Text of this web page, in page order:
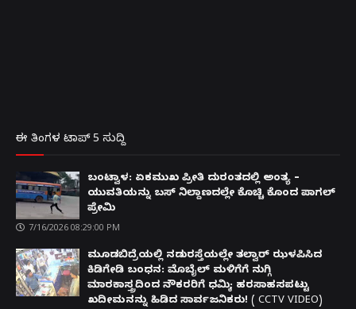
ಈ ತಿಂಗಳ ಟಾಪ್ 5 ಸುದ್ದಿ
ಬಂಟ್ವಾಳ: ಏಕಮುಖ ಪ್ರೀತಿ ದುರಂತದಲ್ಲಿ ಅಂತ್ಯ –
ಯುವತಿಯನ್ನು ಬಸ್ ನಿಲ್ದಾಣದಲ್ಲೇ ಕೊಚ್ಚಿ ಕೊಂದ ಪಾಗಲ್
ಪ್ರೇಮಿ
7/16/2026 08:29:00 PM
ಮೂಡಬಿದ್ರೆಯಲ್ಲಿ ನಡುರಸ್ತೆಯಲ್ಲೇ ತಲ್ವಾರ್ ಝಳಪಿಸಿದ
ಕಿಡಿಗೇಡಿ ಬಂಧನ: ಮೊಬೈಲ್ ಮಳಿಗೆಗೆ ನುಗ್ಗಿ
ಮಾರಕಾಸ್ತ್ರದಿಂದ ನೌಕರರಿಗೆ ಧಮ್ಕಿ; ಹರಸಾಹಸಪಟ್ಟು
ಖದೀಮನನ್ನು ಹಿಡಿದ ಸಾರ್ವಜನಿಕರು! ( CCTV VIDEO)